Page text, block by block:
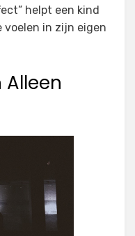
helpt een kind
voelen in zijn eigen
Alleen